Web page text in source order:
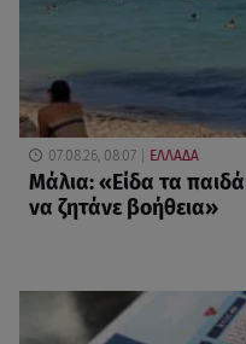
07.08.26, 08:07 ΕΛΛΑΔΑ
Μάλια: «Είδα τα
να ζητάνε βοήθεια»